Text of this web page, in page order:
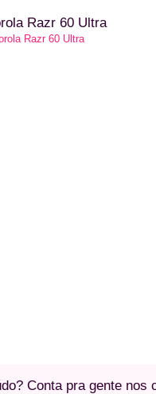
Razr 60 Ultra
Conta pra gente